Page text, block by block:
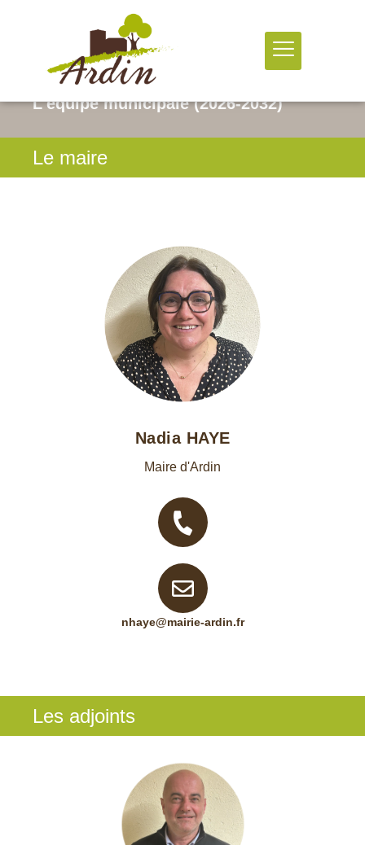
L'équipe municipale (2026-2032)
Le maire
Nadia HAYE
Maire d'Ardin
nhaye@mairie-ardin.fr
Les adjoints